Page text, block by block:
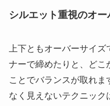
シルエット重視のオ
上下ともオーバーサイズ
ナーで締めたりと、どこ
ことでバランスが取れま
なく見えないテクニック